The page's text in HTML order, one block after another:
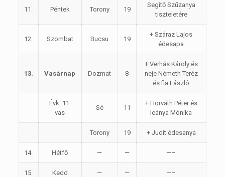
11. Péntek Torony 19
Segítő Szűzanya
tiszteletére
12. Szombat Bucsu 19
+ Száraz Lajos
édesapa
13. Vasárnap Dozmat 8
+ Verhás Károly és
neje Németh Teréz
és fia László
Évk. 11.
vas
Sé 11
+ Horváth Péter és
leánya Mónika
Torony 19 + Judit édesanya
14. Hétfő — — —–
15. Kedd — — —–